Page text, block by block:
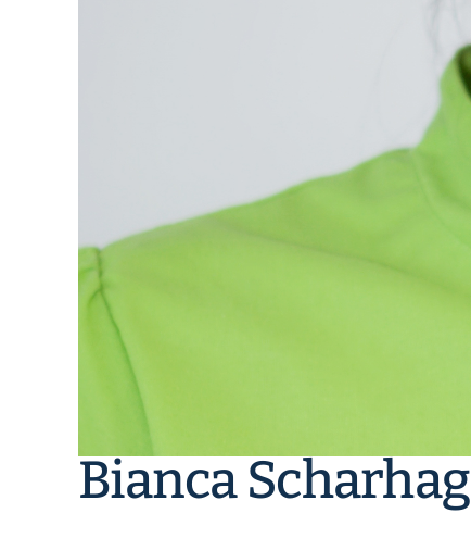
Bianca Scharhag